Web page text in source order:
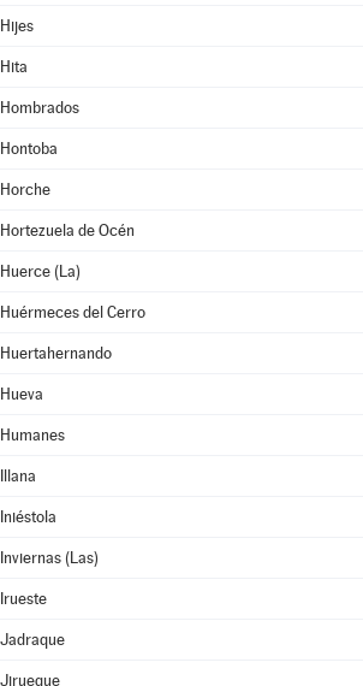
Hijes
Hita
Hombrados
Hontoba
Horche
Hortezuela de Océn
Huerce (La)
Huérmeces del Cerro
Huertahernando
Hueva
Humanes
Illana
Iniéstola
Inviernas (Las)
Irueste
Jadraque
Jirueque